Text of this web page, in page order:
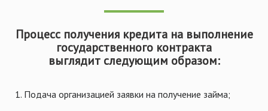
Процесс получения кредита на выполнение
государственного контракта
выглядит следующим образом:
Подача организацией заявки на получение займа;